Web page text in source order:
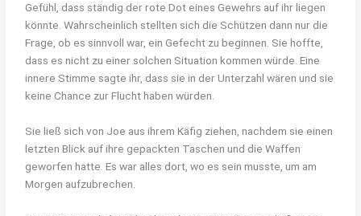
Gefühl, dass ständig der rote Dot eines Gewehrs auf ihr liegen
könnte. Wahrscheinlich stellten sich die Schützen dann nur die
Frage, ob es sinnvoll war, ein Gefecht zu beginnen. Sie hoffte,
dass es nicht zu einer solchen Situation kommen würde. Eine
innere Stimme sagte ihr, dass sie in der Unterzahl wären und sie
keine Chance zur Flucht haben würden.
Sie ließ sich von Joe aus ihrem Käfig ziehen, nachdem sie einen
letzten Blick auf ihre gepackten Taschen und die Waffen
geworfen hatte. Es war alles dort, wo es sein musste, um am
Morgen aufzubrechen.